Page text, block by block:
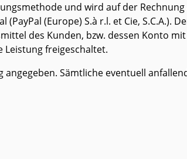
und wird auf der
(Europe) S.à r.l. et Cie, S.C.A.).
des Kunden, bzw. dessen Konto
freigeschaltet.
Sämtliche eventuell